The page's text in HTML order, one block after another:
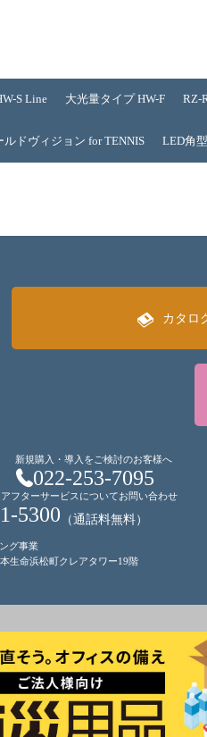
S Line 大光量タイプ HW-F RZ-
ルドヴィジョン for TENNIS LED角
カタロ
新規購入・導入をご検討のお客様へ
022-253-7095
フターサービスについてお問い合わせ
5300 （通話料無料）
グ事業
生命浜松町クレアタワー19階